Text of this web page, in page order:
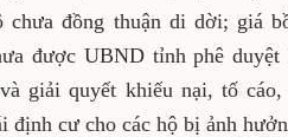
chưa đồng thuận di dời; giá
được UBND tỉnh phê duyệt
giải quyết khiếu nại, tố
định cư cho các hộ bị ảnh